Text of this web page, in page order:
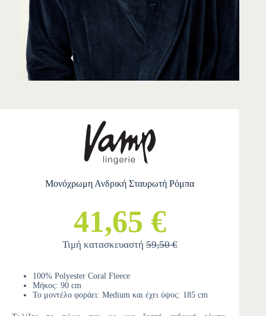
Μονόχρωμη Ανδρική Σταυρωτή Ρόμπα
41,65 €
Τιμή κατασκευαστή59,50 €
100% Polyester Coral Fleece
Μήκος: 90 cm
Το μοντέλο φοράει: Medium και έχει ύψος: 185 cm